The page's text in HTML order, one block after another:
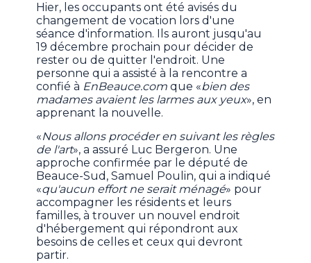
Hier, les occupants ont été avisés du
changement de vocation lors d'une
séance d'information. Ils auront jusqu'au
19 décembre prochain pour décider de
rester ou de quitter l'endroit. Une
personne qui a assisté à la rencontre a
confié à EnBeauce.comque «bien des
madames avaient les larmes aux yeux», en
apprenant la nouvelle.
«Nous allons procéder en suivant les règles
de l'art», a assuré Luc Bergeron. Une
approche confirmée par le député de
Beauce-Sud, Samuel Poulin, qui a indiqué
«qu'aucun effort ne serait ménagé» pour
accompagner les résidents et leurs
familles, à trouver un nouvel endroit
d'hébergement qui répondront aux
besoins de celles et ceux qui devront
partir.